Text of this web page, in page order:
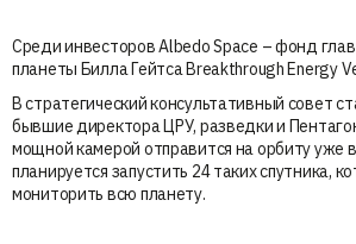
Среди инвесторов Albedo Space – фонд
планеты Билла Гейтса Breakthrough Energy
В стратегический консультативный совет
бывшие директора ЦРУ, разведки и
мощной камерой отправится на орбиту уже
планируется запустить 24 таких спутника,
мониторить всю планету.